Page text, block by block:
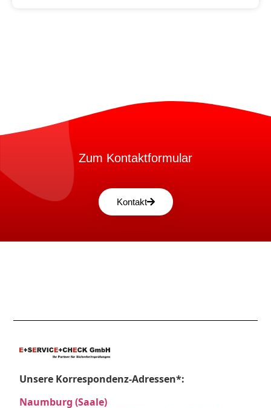
Zum Kontaktformular
Kontakt
Unsere Korrespondenz-Adressen*:
Naumburg (Saale)